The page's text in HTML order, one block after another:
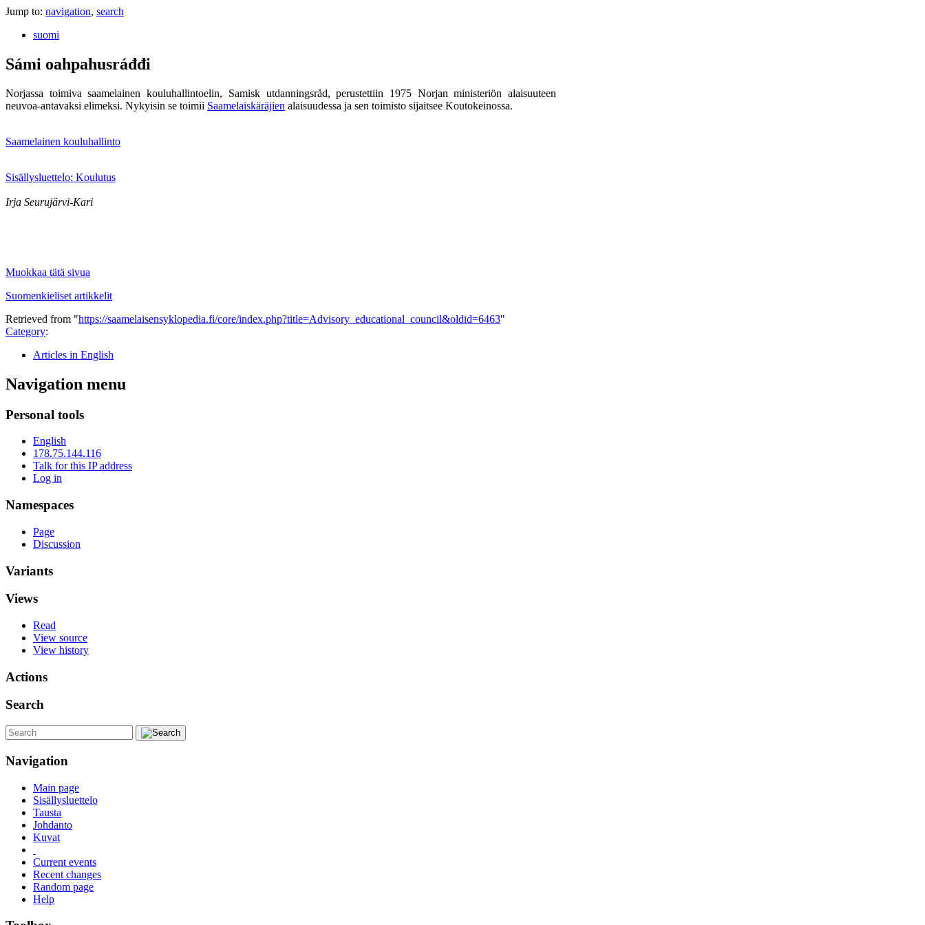
Jump to: navigation, search
suomi
Sámi oahpahusráđđi
Norjassa toimiva saamelainen kouluhallintoelin, Samisk utdanningsråd, perustettiin 1975 Norjan ministeriön alaisuuteen
neuvoa-antavaksi elimeksi. Nykyisin se toimii Saamelaiskäräjien alaisuudessa ja sen toimisto sijaitsee Koutokeinossa.
Saamelainen kouluhallinto
Sisällysluettelo: Koulutus
Irja Seurujärvi-Kari
Muokkaa tätä sivua
Suomenkieliset artikkelit
Retrieved from "https://saamelaisensyklopedia.fi/core/index.php?title=Advisory_educational_council&oldid=6463"
Category:
Articles in English
Navigation menu
Personal tools
English
178.75.144.116
Talk for this IP address
Log in
Namespaces
Page
Discussion
Variants
Views
Read
View source
View history
Actions
Search
Navigation
Main page
Sisällysluettelo
Tausta
Johdanto
Kuvat
Current events
Recent changes
Random page
Help